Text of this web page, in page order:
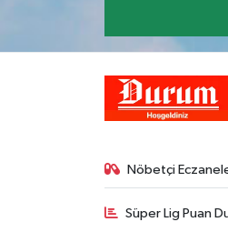
Nöbetçi
Süper Lig Puan